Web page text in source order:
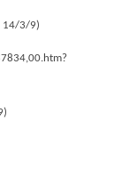
14/3/9)